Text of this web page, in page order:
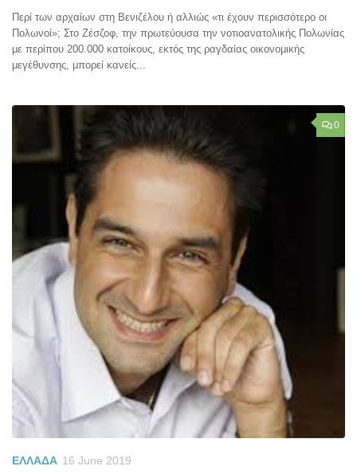
Περί των αρχαίων στη Βενιζέλου ή αλλιώς «τι έχουν περισσότερο οι
Πολωνοί»; Στο Ζέσζοφ, την πρωτεύουσα την νοτιοανατολικής Πολωνίας
με περίπου 200.000 κατοίκους, εκτός της ραγδαίας οικονομικής
μεγέθυνσης, μπορεί κανείς...
0
ΕΛΛΑΔΑ 16 June 2019